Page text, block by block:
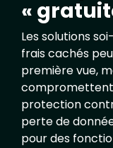
«
Les solutions
frais cachés
première vue,
protection
perte de
pour des